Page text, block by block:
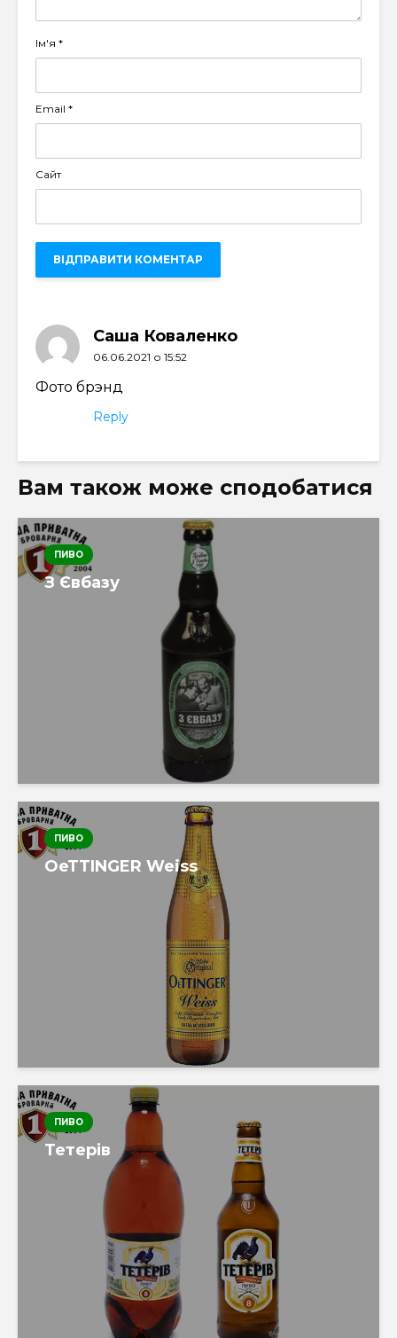
Ім'я *
Email *
Сайт
Саша Коваленко
06.06.2021 о 15:52
Фото брэнд
Reply
Вам також може сподобатися
ПИВО
З Євбазу
ПИВО
OeTTINGER Weiss
ПИВО
Тетерів